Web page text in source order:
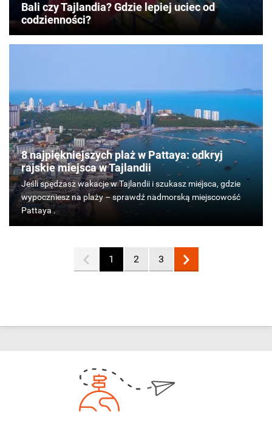
Bali czy Tajlandia? Gdzie lepiej uciec od
codzienności?
8 najpiękniejszych plaż w Pattaya: odkryj
rajskie miejsca w Tajlandii
Jeśli
spędzasz
wakacje
plaży
1 2 3